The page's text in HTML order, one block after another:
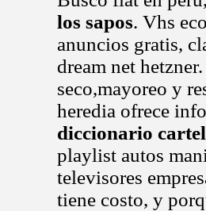
los sapos. Vhs
anuncios gratis,
dream net
seco,mayoreo y
heredia ofrece
diccionario
playlist autos
televisores
tiene costo, y